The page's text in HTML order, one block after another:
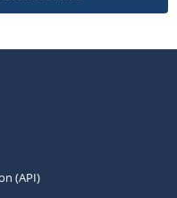
(API)